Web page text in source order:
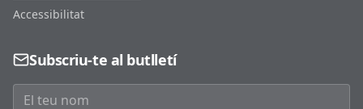
Accessibilitat
Subscriu-te al butlletí